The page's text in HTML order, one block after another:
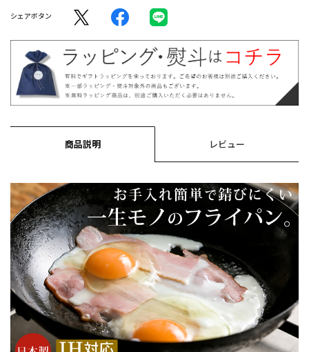
シェアボタン
商品説明 レビュー